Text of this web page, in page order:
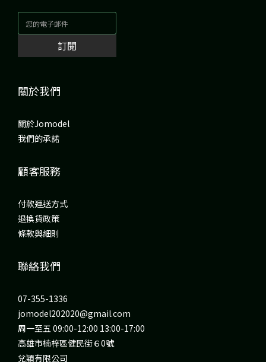
訂閱
關於我們
關於Jomodel
我們的承諾
顧客服務
付款運送方式
退換貨政策
條款與細則
聯絡我們
07-355-1336
jomodel202020@gmail.com
周一至五 09:00-12:00 13:00-17:00
高雄市楠梓區健民街６0號
兌穎有限公司